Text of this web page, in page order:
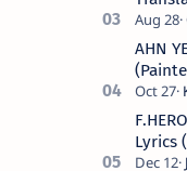
AHN
Lyrics